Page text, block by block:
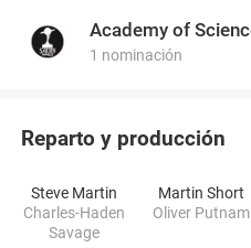
1 nominación
Reparto y producción
Steve Martin
Charles-Haden
Savage
Martin Short
Oliver Putnam